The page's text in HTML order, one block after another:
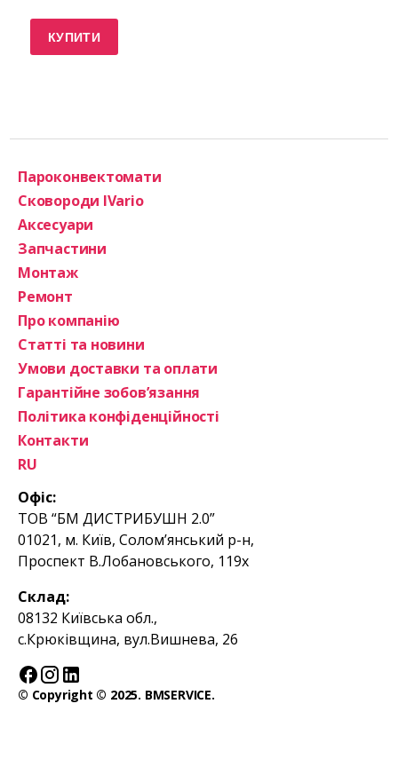
КУПИТИ
Офіс:
ТОВ “БМ ДИСТРИБУШН 2.0”
01021, м. Київ, Солом’янський р-н,
Проспект В.Лобановського, 119х
Склад:
08132 Київська обл.,
с.Крюківщина, вул.Вишнева, 26
Пароконвектомати
Сковороди IVario
Аксесуари
Запчастини
Монтаж
Ремонт
Про компанію
Статті та новини
Умови доставки та оплати
Гарантійне зобов’язання
Політика конфіденційності
Контакти
RU
© Copyright © 2025. BMSERVICE.